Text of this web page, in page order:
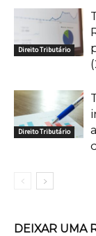
Direito Tributário
Direito Tributário
DEIXAR UMA